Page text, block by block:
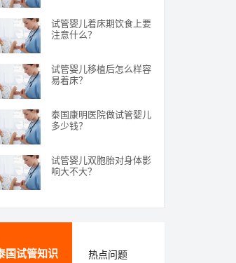
试管婴儿着床期饮食上要
注意什么？
试管婴儿移植后怎么样容
易着床？
泰国康明医院做试管婴儿
多少钱？
试管婴儿双胞胎对身体影
响大不大？
国试管知识 热点问题